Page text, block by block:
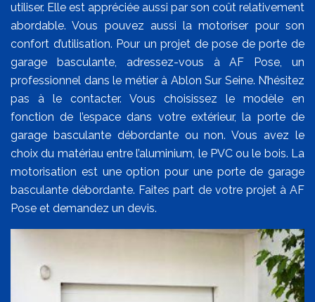
utiliser. Elle est appréciée aussi par son coût relativement
abordable. Vous pouvez aussi la motoriser pour son
confort d’utilisation. Pour un projet de pose de porte de
garage basculante, adressez-vous à AF Pose, un
professionnel dans le métier à Ablon Sur Seine. N’hésitez
pas à le contacter. Vous choisissez le modèle en
fonction de l’espace dans votre extérieur, la porte de
garage basculante débordante ou non. Vous avez le
choix du matériau entre l’aluminium, le PVC ou le bois. La
motorisation est une option pour une porte de garage
basculante débordante. Faites part de votre projet à AF
Pose et demandez un devis.